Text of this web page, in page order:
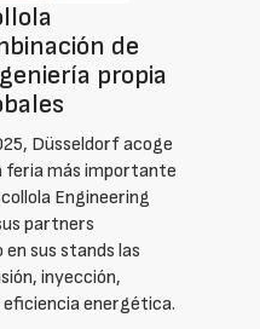
de
propia
Düsseldorf acoge
feria más importante
Engineering
partners
sus stands las
inyección,
energética.